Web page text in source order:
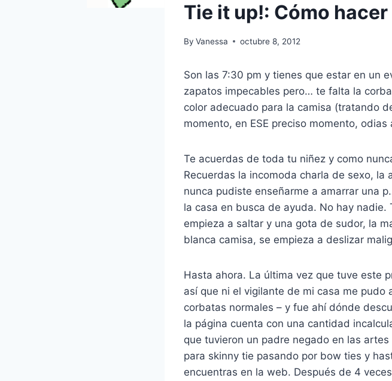
Tie it up!: Cómo
By Vanessa octubre 8, 2012
Son las 7:30 pm y tienes que estar en un
zapatos impecables pero… te falta la
color adecuado para la camisa (tratando
momento, en ESE preciso momento, odias
Te acuerdas de toda tu niñez y como
Recuerdas la incomoda charla de sexo,
nunca pudiste enseñarme a amarrar una
la casa en busca de ayuda. No hay
empieza a saltar y una gota de sudor, la
blanca camisa, se empieza a deslizar
Hasta ahora. La última vez que tuve este
así que ni el vigilante de mi casa me pudo
corbatas normales – y fue ahí dónde
la página cuenta con una cantidad
que tuvieron un padre negado en las
para skinny tie pasando por bow ties y
encuentras en la web. Después de 4